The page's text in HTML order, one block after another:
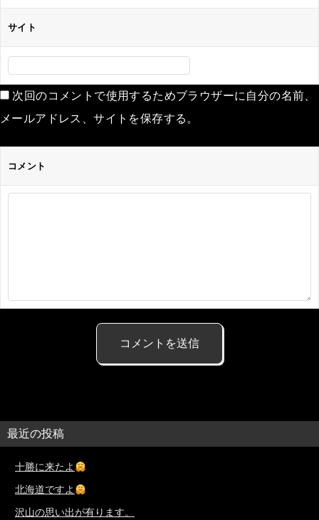
サイト
次回のコメントで使用するためブラウザーに自分の名前、
メールアドレス、サイトを保存する。
コメント
最近の投稿
十勝に来たよ
北海道ですよ
沢山の思い出が有ります。